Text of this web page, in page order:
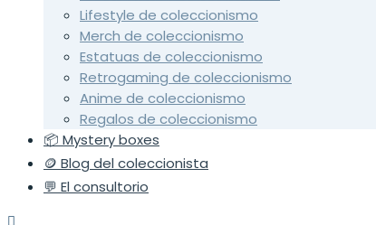
Lifestyle de coleccionismo
Merch de coleccionismo
Estatuas de coleccionismo
Retrogaming de coleccionismo
Anime de coleccionismo
Regalos de coleccionismo
📦 Mystery boxes
🪙 Blog del coleccionista
💬 El consultorio